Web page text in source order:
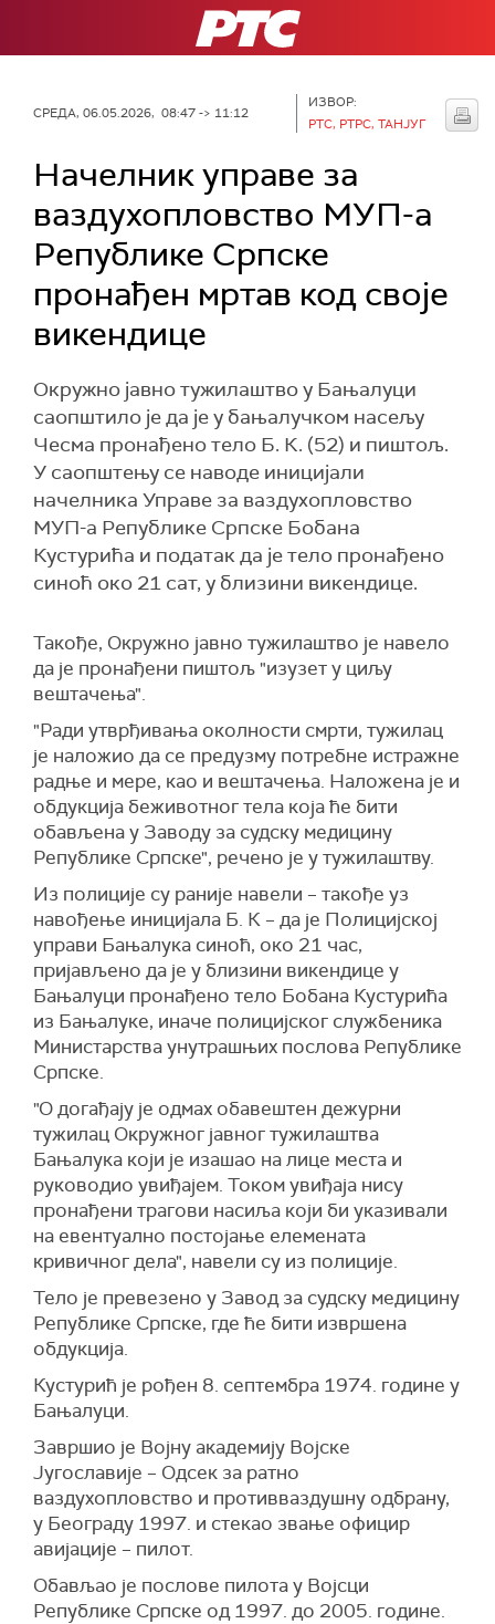
РТС
СРЕДА, 06.05.2026, 08:47 -> 11:12
ИЗВОР:
РТС, РТРС, ТАНЈУГ
Начелник управе за
ваздухопловство МУП-а
Републике Српске
пронађен мртав код своје
викендице
Окружно јавно тужилаштво у Бањалуци
саопштило је да је у бањалучком насељу
Чесма пронађено тело Б. К. (52) и пиштољ.
У саопштењу се наводе иницијали
начелника Управе за ваздухопловство
МУП-а Републике Српске Бобана
Кустурића и податак да је тело пронађено
синоћ око 21 сат, у близини викендице.
Такође, Окружно јавно тужилаштво је навело
да је пронађени пиштољ "изузет у циљу
вештачења".
"Ради утврђивања околности смрти, тужилац
је наложио да се предузму потребне истражне
радње и мере, као и вештачења. Наложена је и
обдукција беживотног тела која ће бити
обављена у Заводу за судску медицину
Републике Српске", речено је у тужилаштву.
Из полиције су раније навели – такође уз
навођење иницијала Б. К – да је Полицијској
управи Бањалука синоћ, око 21 час,
пријављено да је у близини викендице у
Бањалуци пронађено тело Бобана Кустурића
из Бањалуке, иначе полицијског службеника
Министарства унутрашњих послова Републике
Српске.
"О догађају је одмах обавештен дежурни
тужилац Окружног јавног тужилаштва
Бањалука који је изашао на лице места и
руководио увиђајем. Током увиђаја нису
пронађени трагови насиља који би указивали
на евентуално постојање елемената
кривичног дела", навели су из полиције.
Тело је превезено у Завод за судску медицину
Републике Српске, где ће бити извршена
обдукција.
Кустурић је рођен 8. септембра 1974. године у
Бањалуци.
Завршио је Војну академију Војске
Југославије – Одсек за ратно
ваздухопловство и противваздушну одбрану,
у Београду 1997. и стекао звање официр
авијације – пилот.
Обављао је послове пилота у Војсци
Републике Српске од 1997. до 2005. године.